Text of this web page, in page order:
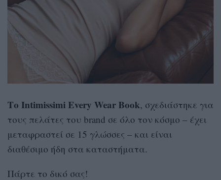
Tο IntimissimiEvery WearBook, σχεδιάστηκε για
τους πελάτες του brand σε όλο τον κόσμο – έχει
μεταφραστεί σε 15 γλώσσες – και είναι
διαθέσιμο ήδη στα καταστήματα.
Πάρτε το δικό σας!